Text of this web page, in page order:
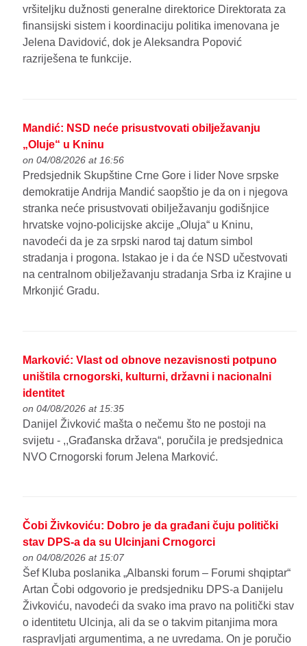
vršiteljku dužnosti generalne direktorice Direktorata za
finansijski sistem i koordinaciju politika imenovana je
Jelena Davidović, dok je Aleksandra Popović
razriješena te funkcije.
Mandić: NSD neće prisustvovati obilježavanju
„Oluje“ u Kninu
on 04/08/2026 at 16:56
Predsjednik Skupštine Crne Gore i lider Nove srpske
demokratije Andrija Mandić saopštio je da on i njegova
stranka neće prisustvovati obilježavanju godišnjice
hrvatske vojno-policijske akcije „Oluja“ u Kninu,
navodeći da je za srpski narod taj datum simbol
stradanja i progona. Istakao je i da će NSD učestvovati
na centralnom obilježavanju stradanja Srba iz Krajine u
Mrkonjić Gradu.
Marković: Vlast od obnove nezavisnosti potpuno
uništila crnogorski, kulturni, državni i nacionalni
identitet
on 04/08/2026 at 15:35
Danijel Živković mašta o nečemu što ne postoji na
svijetu - ,,Građanska država“, poručila je predsjednica
NVO Crnogorski forum Jelena Marković.
Čobi Živkoviću: Dobro je da građani čuju politički
stav DPS-a da su Ulcinjani Crnogorci
on 04/08/2026 at 15:07
Šef Kluba poslanika „Albanski forum – Forumi shqiptar“
Artan Čobi odgovorio je predsjedniku DPS-a Danijelu
Živkoviću, navodeći da svako ima pravo na politički stav
o identitetu Ulcinja, ali da se o takvim pitanjima mora
raspravljati argumentima, a ne uvredama. On je poručio